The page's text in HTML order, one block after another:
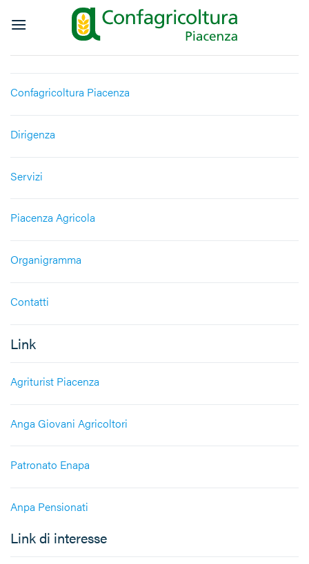
Confagricoltura Piacenza
Dirigenza
Servizi
Piacenza Agricola
Organigramma
Contatti
Link
Agriturist Piacenza
Anga Giovani Agricoltori
Patronato Enapa
Anpa Pensionati
Link di interesse